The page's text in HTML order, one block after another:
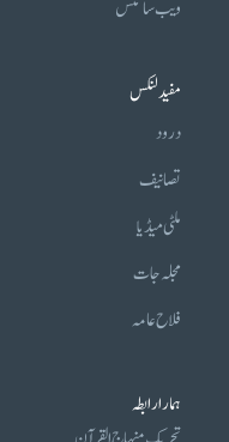
ویب سائٹس
مفید لنکس
درود
تصانیف
ملٹی میڈیا
مجلہ جات
فلاح عامہ
ہمارا رابطہ